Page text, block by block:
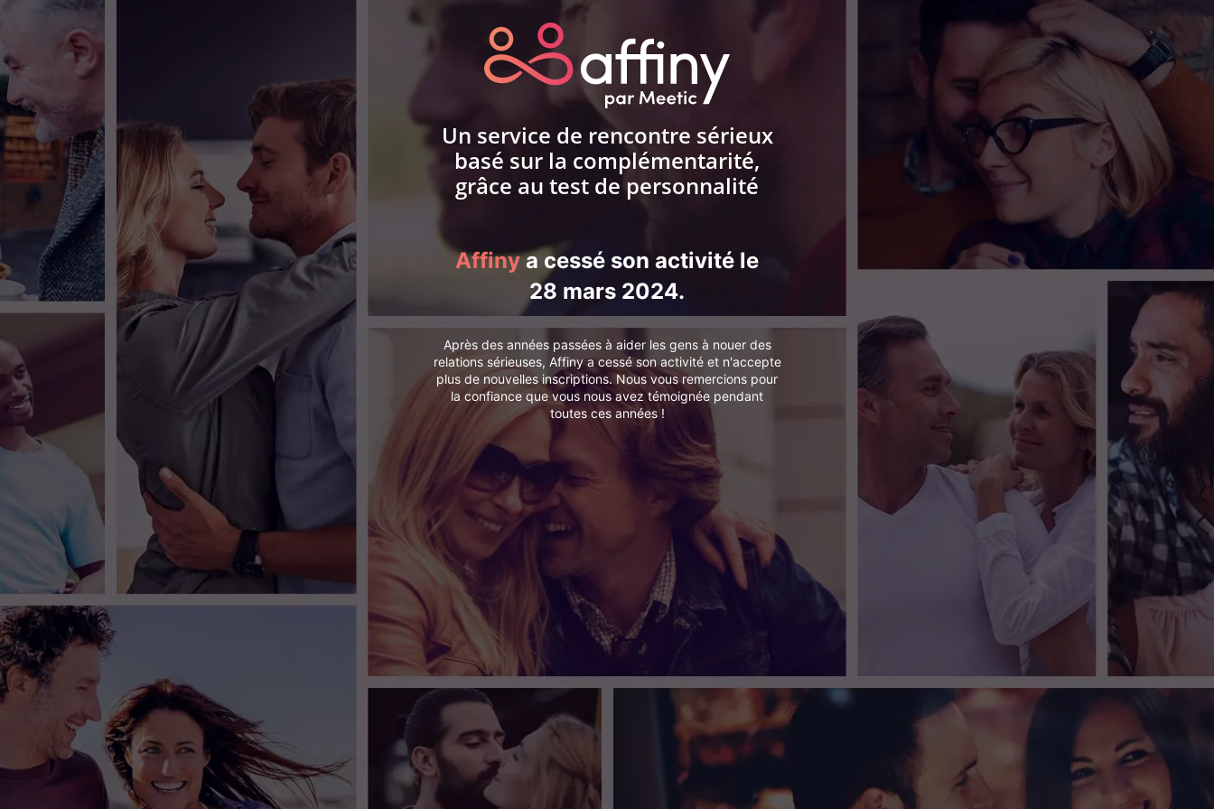
Un service de rencontre sérieux
basé sur la complémentarité,
grâce au test de personnalité
Affinya cessé son activité le
28 mars 2024.
Après des années passées à aider les gens à nouer des
relations sérieuses, Affiny a cessé son activité et n'accepte
plus de nouvelles inscriptions. Nous vous remercions pour
la confiance que vous nous avez témoignée pendant
toutes ces années !